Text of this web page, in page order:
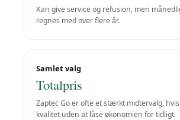
Kan give service og refusion, men
regnes med over flere år.
Samlet valg
Totalpris
Zaptec Go er ofte et stærkt midtervalg,
kvalitet uden at låse økonomien for tidligt.